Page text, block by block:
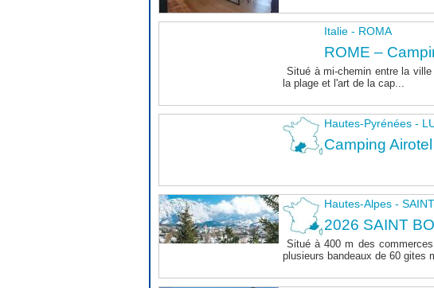
Italie - ROMA
ROME –
Situé à mi-chemin entre la
la plage et l'art de la cap...
Hautes-Pyrénées -
Camping Airotel
Hautes-Alpes -
2026 SAINT
Situé à 400 m des
plusieurs bandeaux de 60 gites